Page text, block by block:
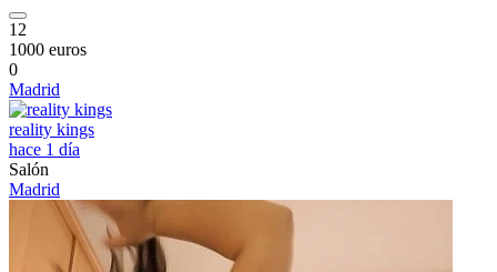
12
1000 euros
0
Madrid
reality kings
hace 1 día
Salón
Madrid